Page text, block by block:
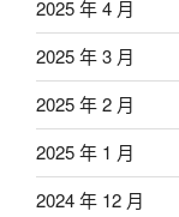
2025 年 4 月
2025 年 3 月
2025 年 2 月
2025 年 1 月
2024 年 12 月